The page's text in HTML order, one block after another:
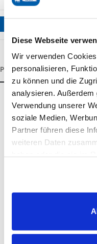
Diese Webseite
Wir verwenden
personalisieren,
zu können und die
analysieren.
Verwendung unserer
soziale Medien,
Partner führen diese
weiteren Daten
PRODUCTOMSCHRIJVING
Wat zijn
OKAPI Hoestkoekjes
Ze bevatten onder
luchtwegen.